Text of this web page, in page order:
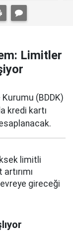
Limitler
(BDDK)
kredi kartı
limitli
gireceği